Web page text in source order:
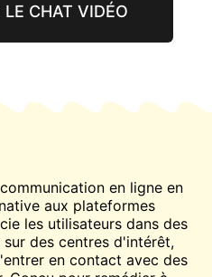
LE CHAT VIDÉO
en ligne en
aux plateformes
les utilisateurs dans des
des centres d'intérêt,
en contact avec des